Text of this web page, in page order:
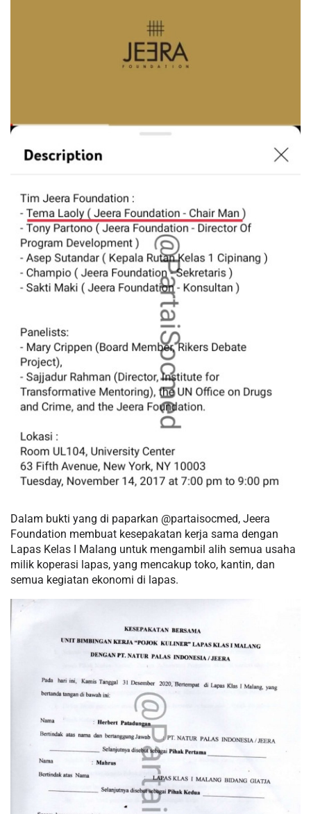
Dalam bukti yang di paparkan @partaisocmed, Jeera
Foundation membuat kesepakatan kerja sama dengan
Lapas Kelas I Malang untuk mengambil alih semua usaha
milik koperasi lapas, yang mencakup toko, kantin, dan
semua kegiatan ekonomi di lapas.